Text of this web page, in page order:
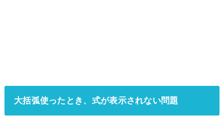
大括弧使ったとき、式が表示されない問題